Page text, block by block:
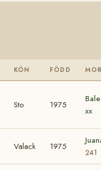
KÖN FÖDD
Sto 1975
xx
Valack 1975
241